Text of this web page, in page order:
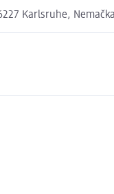
Karlsruhe,